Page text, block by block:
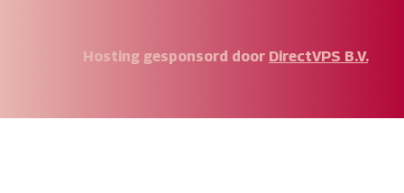
Hosting gesponsord door DirectVPS B.V.